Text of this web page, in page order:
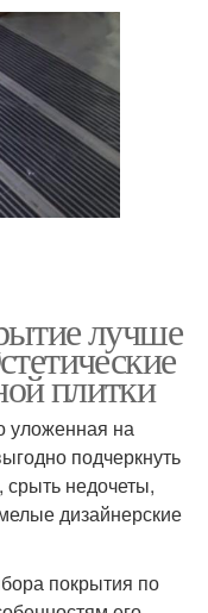
лучше
плитки
уложенная на
подчеркнуть
недочеты,
дизайнерские
покрытия по